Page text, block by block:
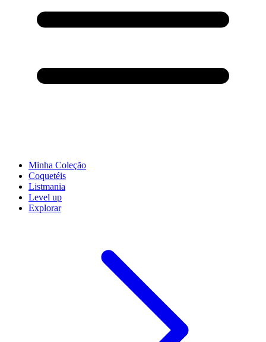
Minha Coleção
Coquetéis
Listmania
Level up
Explorar